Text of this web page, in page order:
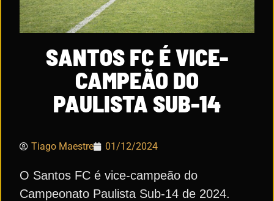
SANTOS FC É VICE-
CAMPEÃO DO
PAULISTA SUB-14
Tiago Maestre 01/12/2024
O Santos FC é vice-campeão do
Campeonato Paulista Sub-14 de 2024.